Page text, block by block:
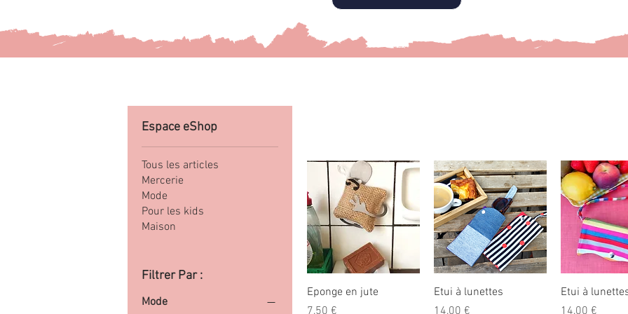
Espace eShop
Tous les articles
Mercerie
Mode
Pour les kids
Maison
Filtrer Par :
Mode
Eponge en jute
Prix
7,50 €
Etui à lunettes
Prix
14,00 €
Etui à
Prix
14,00 €